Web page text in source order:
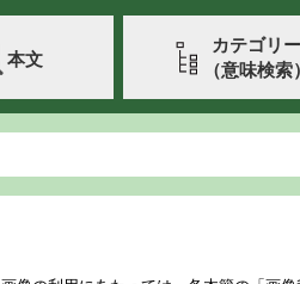
本文
カテゴリー
（意味検索）